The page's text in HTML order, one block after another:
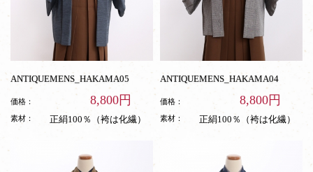
ANTIQUEMENS_HAKAMA05
価格： 8,800円
素材： 正絹100％（袴は化繊）
ANTIQUEMENS_HAKAMA04
価格： 8,800円
素材： 正絹100％（袴は化繊）